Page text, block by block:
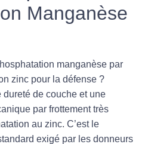
Manganèse
manganèse par
zinc pour la défense ?
dureté de couche et une
par frottement très
au zinc. C’est le
exigé par les donneurs